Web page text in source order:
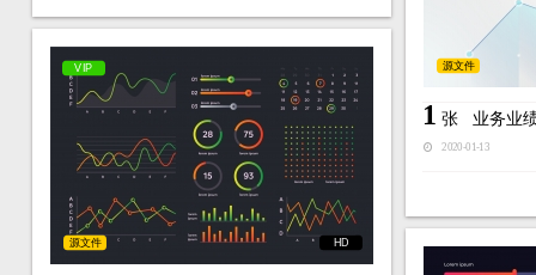
源文件
1 张 业务业
2020-01-13
VIP
HD
源文件